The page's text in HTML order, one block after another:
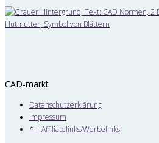
CAD-markt
Datenschutzerklärung
Impressum
* = Affiliatelinks/Werbelinks